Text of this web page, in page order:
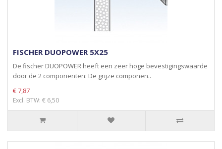
FISCHER DUOPOWER 5X25
De fischer DUOPOWER heeft een zeer hoge bevestigingswaarde
door de 2 componenten: De grijze componen..
€ 7,87
Excl. BTW: € 6,50